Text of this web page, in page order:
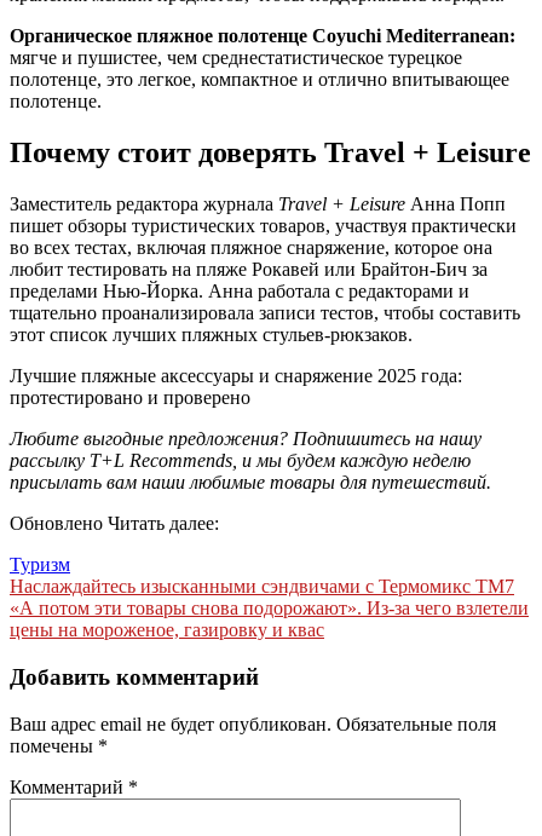
Органическое пляжное полотенце Coyuchi Mediterranean:
мягче и пушистее, чем среднестатистическое турецкое
полотенце, это легкое, компактное и отлично впитывающее
полотенце.
Почему стоит доверять Travel + Leisure
Заместитель редактора журнала Travel + Leisure Анна Попп
пишет обзоры туристических товаров, участвуя практически
во всех тестах, включая пляжное снаряжение, которое она
любит тестировать на пляже Рокавей или Брайтон-Бич за
пределами Нью-Йорка. Анна работала с редакторами и
тщательно проанализировала записи тестов, чтобы составить
этот список лучших пляжных стульев-рюкзаков.
Лучшие пляжные аксессуары и снаряжение 2025 года:
протестировано и проверено
Любите выгодные предложения? Подпишитесь на нашу
рассылку T+L Recommends, и мы будем каждую неделю
присылать вам наши любимые товары для путешествий.
Обновлено Читать далее:
Туризм
Навигация
по
Наслаждайтесь изысканными сэндвичами с Термомикс TM7
«А потом эти товары снова подорожают». Из-за чего взлетели
цены на мороженое, газировку и квас
Добавить комментарий
Ваш адрес email не будет опубликован. Обязательные поля
помечены *
Комментарий *